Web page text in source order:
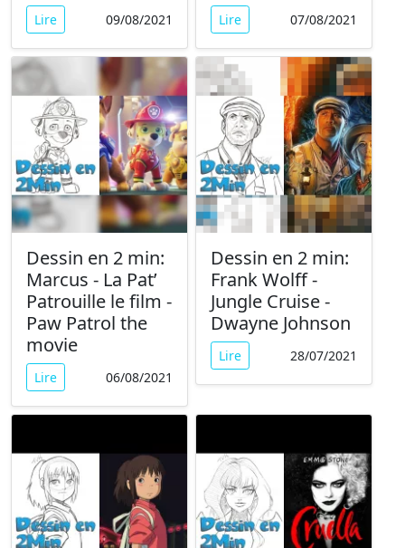
Lire 09/08/2021 Lire 07/08/2021
Dessin en 2 min:
Marcus - La Pat’
Patrouille le film -
Paw Patrol the
movie
Lire 06/08/2021
Dessin en 2 min:
Frank Wolff -
Jungle Cruise -
Dwayne Johnson
Lire 28/07/2021